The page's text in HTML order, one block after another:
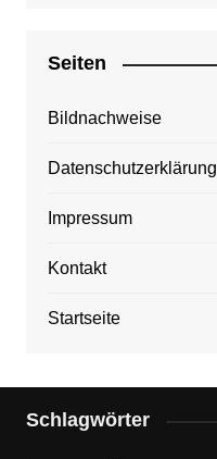
Seiten
Bildnachweise
Datenschutzerklärung
Impressum
Kontakt
Startseite
Schlagwörter